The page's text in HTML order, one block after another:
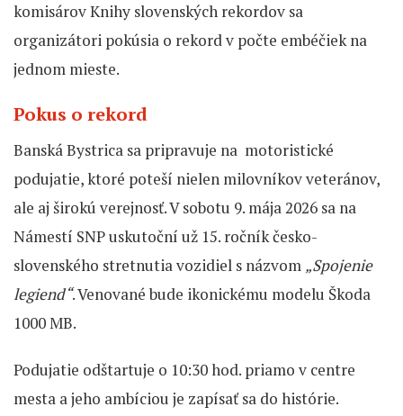
komisárov Knihy slovenských rekordov sa
organizátori pokúsia o rekord v počte embéčiek na
jednom mieste.
Pokus o rekord
Banská Bystrica sa pripravuje na motoristické
podujatie, ktoré poteší nielen milovníkov veteránov,
ale aj širokú verejnosť. V sobotu 9. mája 2026 sa na
Námestí SNP uskutoční už 15. ročník česko-
slovenského stretnutia vozidiel s názvom „Spojenie
legiend“. Venované bude ikonickému modelu Škoda
1000 MB.
Podujatie odštartuje o 10:30 hod. priamo v centre
mesta a jeho ambíciou je zapísať sa do histórie.